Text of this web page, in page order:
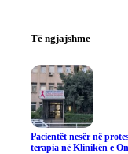
Të ngjajshme
Pacientët nesër në
terapia në Klinikën e